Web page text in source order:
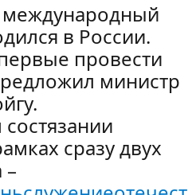
международный
в России.
провести
министр
сразу двух
–